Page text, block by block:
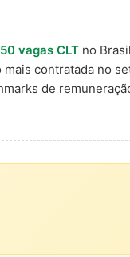
vagas CLT no
mais contratada no
de